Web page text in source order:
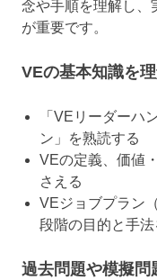
念や手順を理解し、
が重要です。
VEの基本知識を
「VEリーダーハ
ン」を熟読する
VEの定義、価値
さえる
VEジョブプラン
段階の目的と手法
過去問題や模擬問